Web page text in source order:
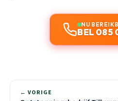
NU
BEL 085
← VORIGE